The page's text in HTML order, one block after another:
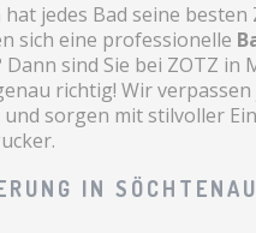
jedes Bad seine besten
sich eine professionelle
Dann sind Sie bei ZOTZ in
richtig! Wir
und sorgen mit stilvoller
IN